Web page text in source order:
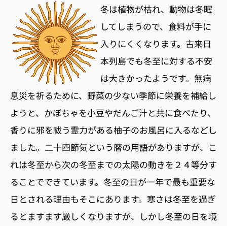
冬は植物が枯れ、動物は冬眠
してしまうので、食料が手に
入りにくくなります。古来日
本列島でも冬至に対する不安
は大きかったようです。無病
息災を祈るために、野菜の少ない季節に栄養を補給し
ようと、かぼちゃを小豆やだんご汁と共に食べたり、
香りに邪を祓う霊力がある柚子のお風呂に入るなどし
ました。二十四節気という暦の用語がありますが、こ
れは冬至から次の冬至までの太陽の動きを２４等分す
ることでできています。冬至の日が一年で最も重要な
日とされる理由もそこにあります。寒さは冬至を過ぎ
るとますます厳しくなりますが、しかし冬至の日を境